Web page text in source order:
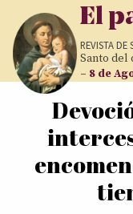
Pasar al contenido
El
REVISTA DE
Santo del
– 8 de
Usted está aquí